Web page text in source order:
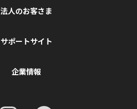
法人のお客さま
サポートサイト
企業情報